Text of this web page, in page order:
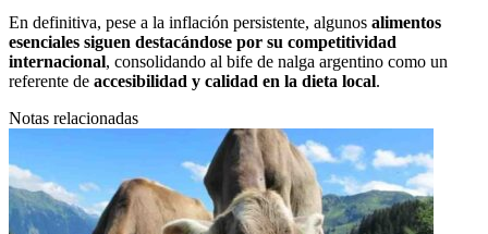
En definitiva, pese a la inflación persistente, algunos alimentos
esenciales siguen destacándose por su competitividad
internacional, consolidando al bife de nalga argentino como un
referente de accesibilidad y calidad en la dieta local.
Notas relacionadas